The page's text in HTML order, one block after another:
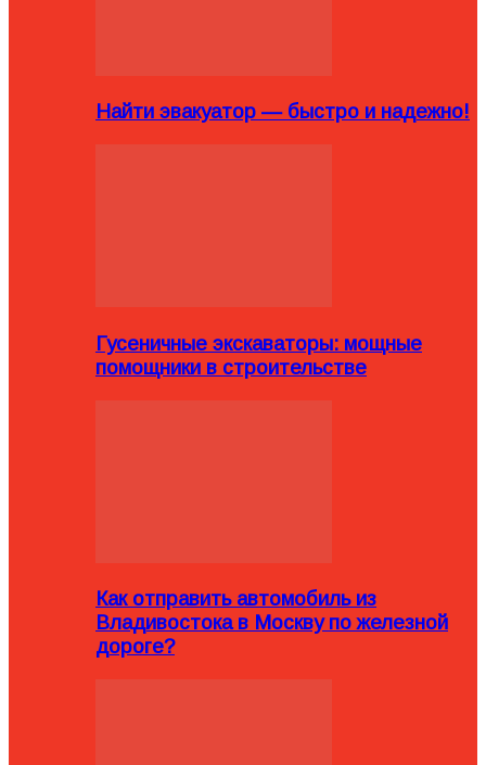
Найти эвакуатор — быстро и надежно!
Гусеничные экскаваторы: мощные
помощники в строительстве
Как отправить автомобиль из
Владивостока в Москву по железной
дороге?